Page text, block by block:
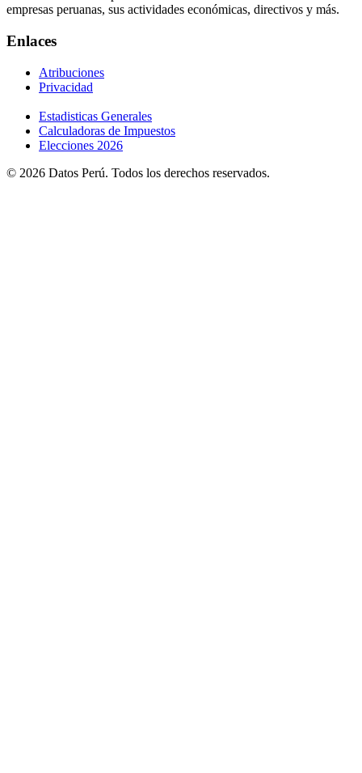
empresas peruanas, sus actividades económicas, directivos y más.
Enlaces
Atribuciones
Privacidad
Estadisticas Generales
Calculadoras de Impuestos
Elecciones 2026
© 2026 Datos Perú. Todos los derechos reservados.